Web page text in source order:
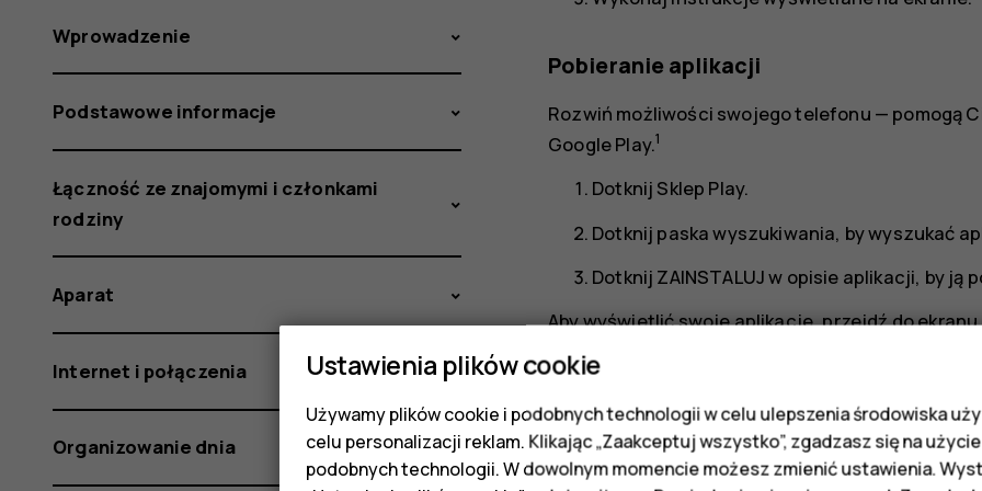
Pobieranie aplikacji
Rozwiń możliwości swojego telefonu — pomogą
Google Play.1
Dotknij Sklep Play.
Dotknij paska wyszukiwania, by wyszukać
Dotknij ZAINSTALUJw opisie aplikacji, by ją
Aby wyświetlić swoje aplikacje, przejdź do ekranu
Aktualizowanie aplikacji
Aktualizuj swoje aplikacje zeSklepu Play, by
poprawek.
Aby wyświetlić dostępne aktualizacje,
Wprowadzenie
Podstawowe informacje
Łączność ze znajomymi i członkami
rodziny
Aparat
Internet i połączenia
Organizowanie dnia
Ustawienia plików cookie
Używamy plików cookie i podobnych technologii w celu ulepszenia środowiska
celu personalizacji reklam. Klikając „Zaakceptuj wszystko”, zgadzasz się na
podobnych technologii. W dowolnym momencie możesz zmienić ustawienia.